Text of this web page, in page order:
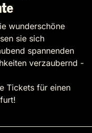
wunderschöne
sie sich
spannenden
verzaubernd -
Tickets für einen